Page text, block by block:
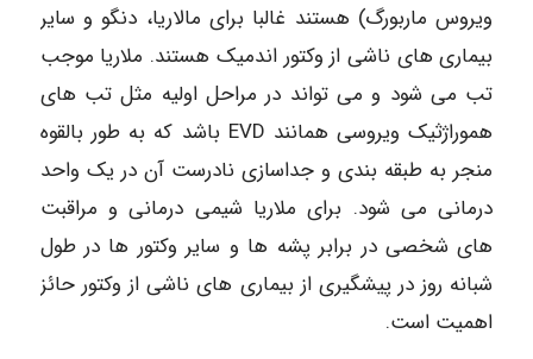
ویروس ماربورگ) هستند غالبا برای مالاریا، دنگو و سایر
بیماری های ناشی از وکتور اندمیک هستند. ملاریا موجب
تب می شود و می تواند در مراحل اولیه مثل تب های
هموراژثیک ویروسی همانند EVD باشد که به طور بالقوه
منجر به طبقه بندی و جداسازی نادرست آن در یک واحد
درمانی می شود. برای ملاریا شیمی درمانی و مراقبت
های شخصی در برابر پشه ها و سایر وکتور ها در طول
شبانه روز در پیشگیری از بیماری های ناشی از وکتور حائز
اهمیت است.